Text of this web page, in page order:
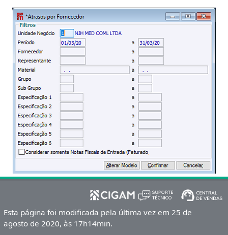
Esta página foi modificada pela última vez em 25 de
agosto de 2020, às 17h14min.